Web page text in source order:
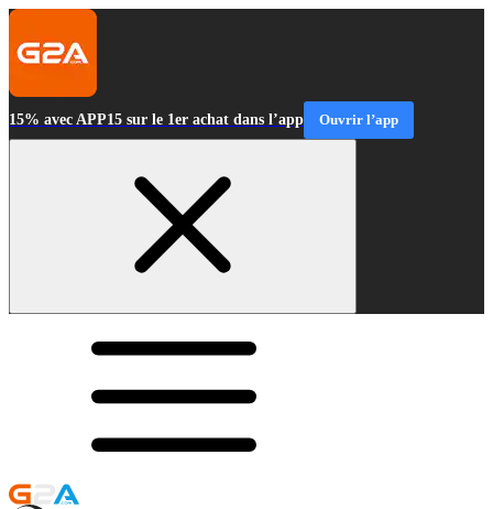
15% avec APP15 sur le 1er achat dans l’app Ouvrir l’app